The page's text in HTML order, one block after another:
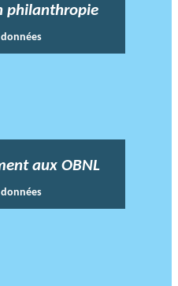
philanthropie
aux OBNL